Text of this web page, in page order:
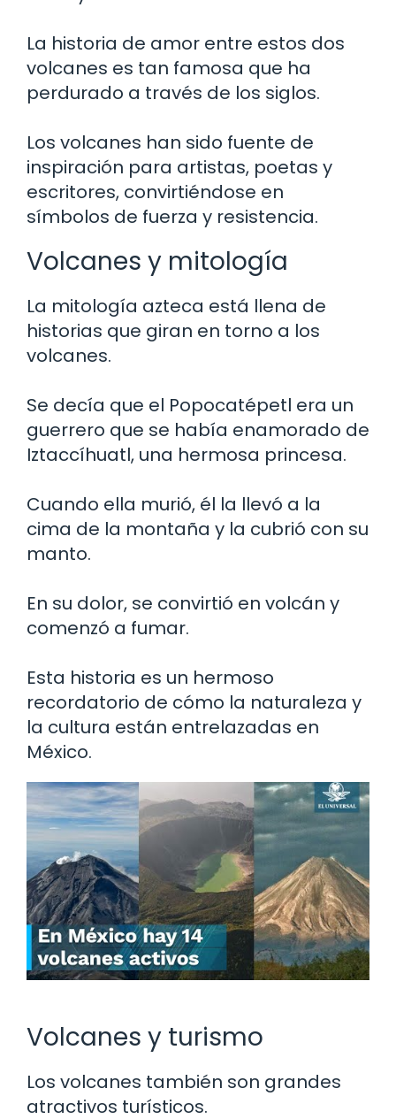
La historia de amor entre estos dos
volcanes es tan famosa que ha
perdurado a través de los siglos.
Los volcanes han sido fuente de
inspiración para artistas, poetas y
escritores, convirtiéndose en
símbolos de fuerza y resistencia.
Volcanes y mitología
La mitología azteca está llena de
historias que giran en torno a los
volcanes.
Se decía que el Popocatépetl era un
guerrero que se había enamorado de
Iztaccíhuatl, una hermosa princesa.
Cuando ella murió, él la llevó a la
cima de la montaña y la cubrió con su
manto.
En su dolor, se convirtió en volcán y
comenzó a fumar.
Esta historia es un hermoso
recordatorio de cómo la naturaleza y
la cultura están entrelazadas en
México.
Volcanes y turismo
Los volcanes también son grandes
atractivos turísticos.